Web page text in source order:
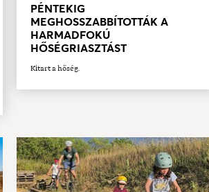
PÉNTEKIG
MEGHOSSZABBÍTOTTÁK A
HARMADFOKÚ
HŐSÉGRIASZTÁST
Kitart a hőség.